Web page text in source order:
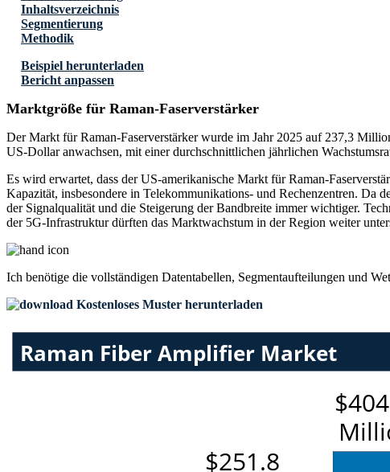
Inhaltsverzeichnis
Segmentierung
Methodik
Beispiel herunterladen
Bericht anpassen
Marktgröße für Raman-Faserverstärker
Der Markt für Raman-Faserverstärker wurde im Jahr 2025 auf 237,3
US-Dollar anwachsen, mit einer durchschnittlichen jährlichen
Es wird erwartet, dass der US-amerikanische Markt für Raman-
Kapazität, insbesondere in Telekommunikations- und Rechenzentren. Da
der Signalqualität und die Steigerung der Bandbreite immer wichtiger.
der 5G-Infrastruktur dürften das Marktwachstum in der Region weiter
Ich benötige die vollständigen Datentabellen, Segmentaufteilungen und
Kostenloses Muster herunterladen